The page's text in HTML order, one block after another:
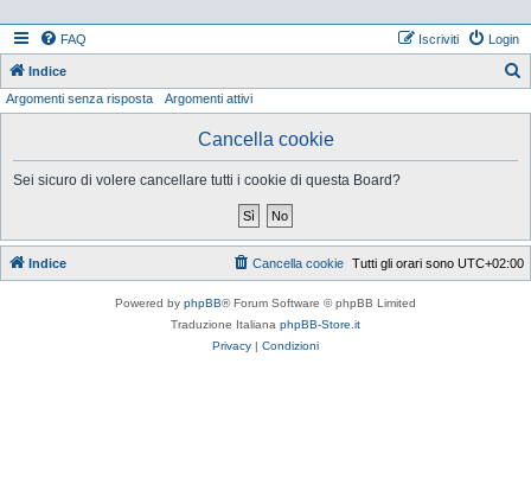
FAQ Login
Iscriviti
Indice
Argomenti senza risposta Argomenti attivi
Cancella cookie
Sei sicuro di volere cancellare tutti i cookie di questa Board?
Indice Tutti gli orari sono UTC+02:00
Cancella cookie
Powered by phpBB® Forum Software © phpBB Limited
Traduzione Italiana phpBB-Store.it
Privacy | Condizioni